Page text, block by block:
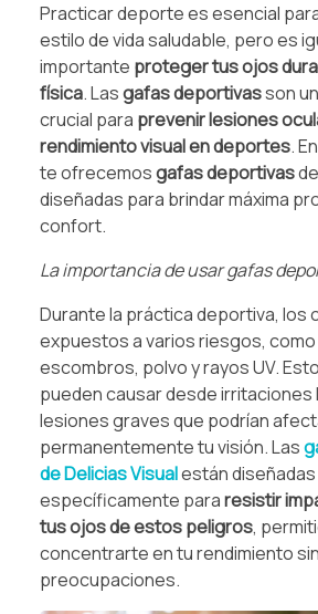
Practicar deporte es esencial
estilo de vida saludable, pero es
importante proteger tus ojos
física. Lasgafas deportivasson
crucial para prevenir lesiones
rendimiento visual en deportes. En
te ofrecemosgafas deportivas
diseñadas para brindar máxima
confort.
La importancia de usar gafas
Durante la práctica deportiva, los
expuestos a varios riesgos,
escombros, polvo y rayos UV.
pueden causar desde irritaciones
lesiones graves que podrían
permanentemente tu visión. Las
de Delicias Visualestán diseñadas
específicamente pararesistir
tus ojos de estos peligros,
concentrarte en tu rendimiento sin
preocupaciones.